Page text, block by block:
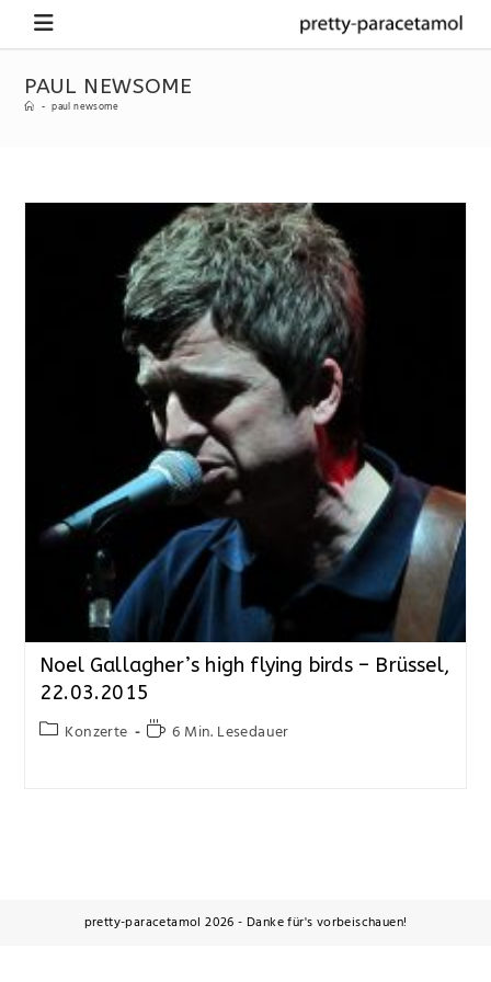
PAUL NEWSOME
- paul newsome
Noel Gallagher’s high flying birds – Brüssel,
22.03.2015
Konzerte 6 Min. Lesedauer
pretty-paracetamol 2026 - Danke für's vorbeischauen!